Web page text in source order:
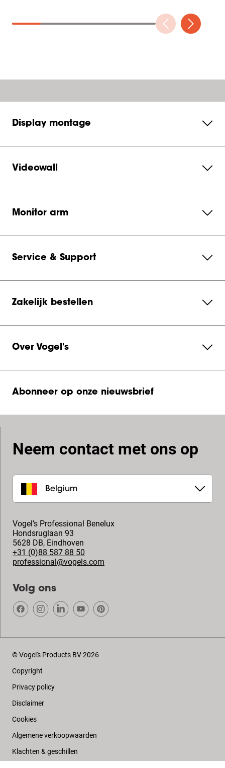
Display montage
Videowall
Monitor arm
Service & Support
Zakelijk bestellen
Over Vogel's
Abonneer op onze nieuwsbrief
Neem contact met ons op
Belgium
Vogel’s Professional Benelux
Hondsruglaan 93
5628 DB, Eindhoven
+31 (0)88 587 88 50
professional@vogels.com
Volg ons
© Vogel's Products BV2026
Copyright
Privacy policy
Disclaimer
Cookies
Algemene verkoopwaarden
Klachten & geschillen